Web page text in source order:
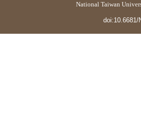
National Taiwan
doi:10.6681/